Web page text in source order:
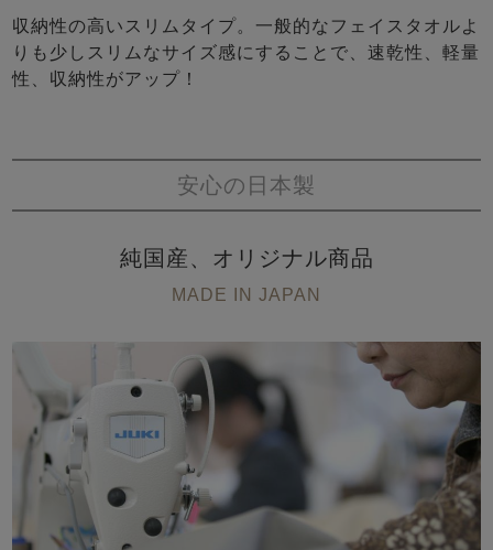
収納性の高いスリムタイプ。一般的なフェイスタオルよ
りも少しスリムなサイズ感にすることで、速乾性、軽量
性、収納性がアップ！
安心の日本製
純国産、オリジナル商品
MADE IN JAPAN